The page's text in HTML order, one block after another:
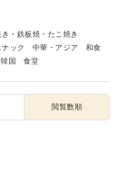
・鉄板焼・たこ焼き
ック 中華・アジア
和食
国 食堂
閲覧数順